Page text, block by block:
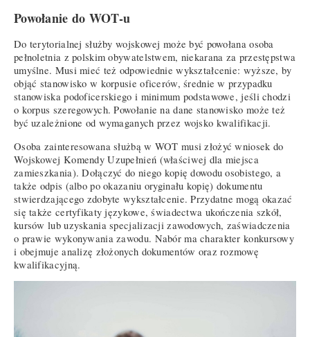
Powołanie do WOT-u
Do terytorialnej służby wojskowej może być powołana osoba
pełnoletnia z polskim obywatelstwem, niekarana za przestępstwa
umyślne. Musi mieć też odpowiednie wykształcenie: wyższe, by
objąć stanowisko w korpusie oficerów, średnie w przypadku
stanowiska podoficerskiego i minimum podstawowe, jeśli chodzi
o korpus szeregowych. Powołanie na dane stanowisko może też
być uzależnione od wymaganych przez wojsko kwalifikacji.
Osoba zainteresowana służbą w WOT musi złożyć wniosek do
Wojskowej Komendy Uzupełnień (właściwej dla miejsca
zamieszkania). Dołączyć do niego kopię dowodu osobistego, a
także odpis (albo po okazaniu oryginału kopię) dokumentu
stwierdzającego zdobyte wykształcenie. Przydatne mogą okazać
się także certyfikaty językowe, świadectwa ukończenia szkół,
kursów lub uzyskania specjalizacji zawodowych, zaświadczenia
o prawie wykonywania zawodu. Nabór ma charakter konkursowy
i obejmuje analizę złożonych dokumentów oraz rozmowę
kwalifikacyjną.